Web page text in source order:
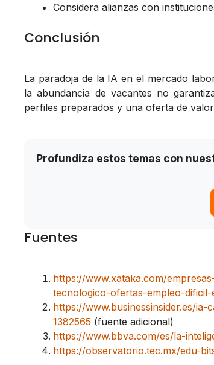
Considera alianzas con
Conclusión
La paradoja de la IA en el mercado
la abundancia de vacantes no
perfiles preparados y una oferta de
Profundiza estos temas con
Fuentes
https://www.xataka.com/
tecnologico-ofertas-empleo-
https://www.businessinsider.es/
1382565 (fuente adicional)
https://www.bbva.com/es/la-
https://observatorio.tec.mx/edu-